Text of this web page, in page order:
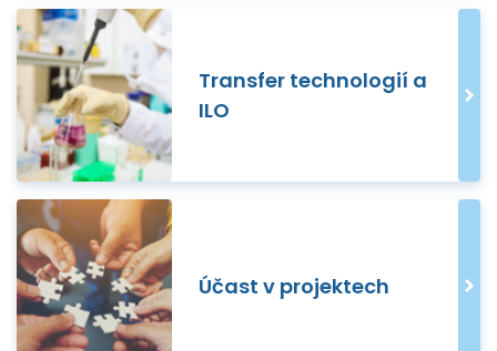
Transfer technologií a
ILO
Účast v projektech